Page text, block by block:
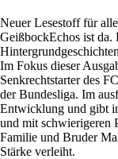
Neuer Lesestoff für
GeißbockEchos ist da.
Im Fokus dieser
Senkrechtstarter des
der Bundesliga. Im
Entwicklung und gibt
und mit schwierigeren
Familie und Bruder
Stärke verleiht.